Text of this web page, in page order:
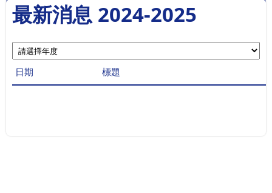
最新消息 2024-2025
日期 標題